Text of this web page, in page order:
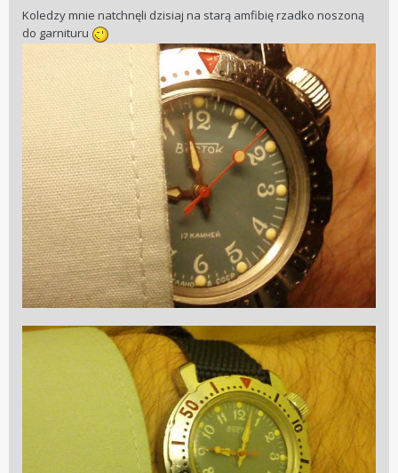
Koledzy mnie natchnęli dzisiaj na starą amfibię rzadko noszoną
do garnituru